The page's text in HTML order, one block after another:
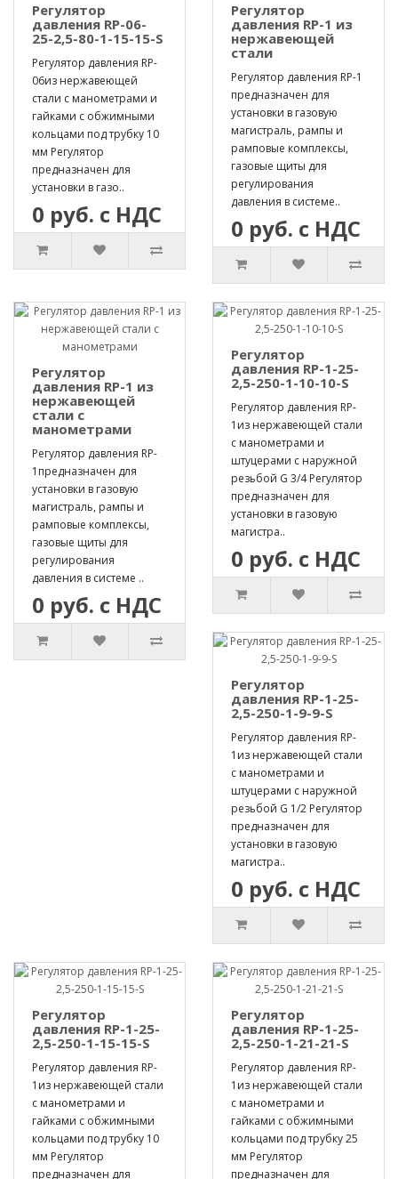
Регулятор
давления RP-06-
25-2,5-80-1-15-15-S
Регулятор давления RP-
06из нержавеющей
стали с манометрами и
гайками с обжимными
кольцами под трубку 10
мм Регулятор
предназначен для
установки в газо..
0 руб. с НДС
Регулятор
давления RP-1 из
нержавеющей
стали
Регулятор давления RP-1
предназначен для
установки в газовую
магистраль, рампы и
рамповые комплексы,
газовые щиты для
регулирования
давления в системе..
0 руб. с НДС
Регулятор
давления RP-1 из
нержавеющей
стали с
манометрами
Регулятор давления RP-
1предназначен для
установки в газовую
магистраль, рампы и
рамповые комплексы,
газовые щиты для
регулирования
давления в системе ..
0 руб. с НДС
Регулятор
давления RP-1-25-
2,5-250-1-10-10-S
Регулятор давления RP-
1из нержавеющей стали
с манометрами и
штуцерами с наружной
резьбой G 3/4 Регулятор
предназначен для
установки в газовую
магистра..
0 руб. с НДС
Регулятор
давления RP-1-25-
2,5-250-1-9-9-S
Регулятор давления RP-
1из нержавеющей стали
с манометрами и
штуцерами с наружной
резьбой G 1/2 Регулятор
предназначен для
установки в газовую
магистра..
0 руб. с НДС
Регулятор
давления RP-1-25-
2,5-250-1-15-15-S
Регулятор давления RP-
1из нержавеющей стали
с манометрами и
гайками с обжимными
кольцами под трубку 10
мм Регулятор
предназначен для
Регулятор
давления RP-1-25-
2,5-250-1-21-21-S
Регулятор давления RP-
1из нержавеющей стали
с манометрами и
гайками с обжимными
кольцами под трубку 25
мм Регулятор
предназначен для